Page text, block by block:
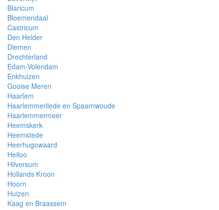
Blaricum
Bloemendaal
Castricum
Den Helder
Diemen
Drechterland
Edam-Volendam
Enkhuizen
Gooise Meren
Haarlem
Haarlemmerliede en Spaarnwoude
Haarlemmermeer
Heemskerk
Heemstede
Heerhugowaard
Heiloo
Hilversum
Hollands Kroon
Hoorn
Huizen
Kaag en Braassem